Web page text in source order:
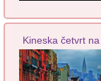
Kineska četvrt